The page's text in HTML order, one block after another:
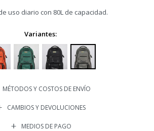
uso diario con 80L de capacidad.
Variantes:
MÉTODOS Y COSTOS DE ENVÍO
CAMBIOS Y DEVOLUCIONES
MEDIOS DE PAGO